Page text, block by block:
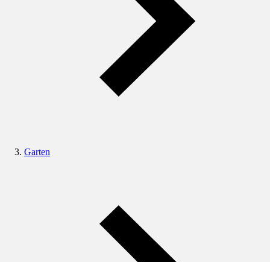
Garten